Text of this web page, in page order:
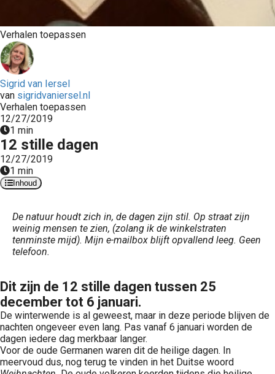
Verhalen toepassen
Sigrid van Iersel
van sigridvaniersel.nl
Verhalen toepassen
12/27/2019
1 min
12 stille dagen
12/27/2019
1 min
Inhoud
De natuur houdt zich in, de dagen zijn stil. Op straat zijn
weinig mensen te zien, (zolang ik de winkelstraten
tenminste mijd). Mijn e-mailbox blijft opvallend leeg. Geen
telefoon.
Dit zijn de 12 stille dagen tussen 25
december tot 6 januari.
De winterwende is al geweest, maar in deze periode blijven de
nachten ongeveer even lang. Pas vanaf 6 januari worden de
dagen iedere dag merkbaar langer.
Voor de oude Germanen waren dit de heilige dagen. In
meervoud dus, nog terug te vinden in het Duitse woord